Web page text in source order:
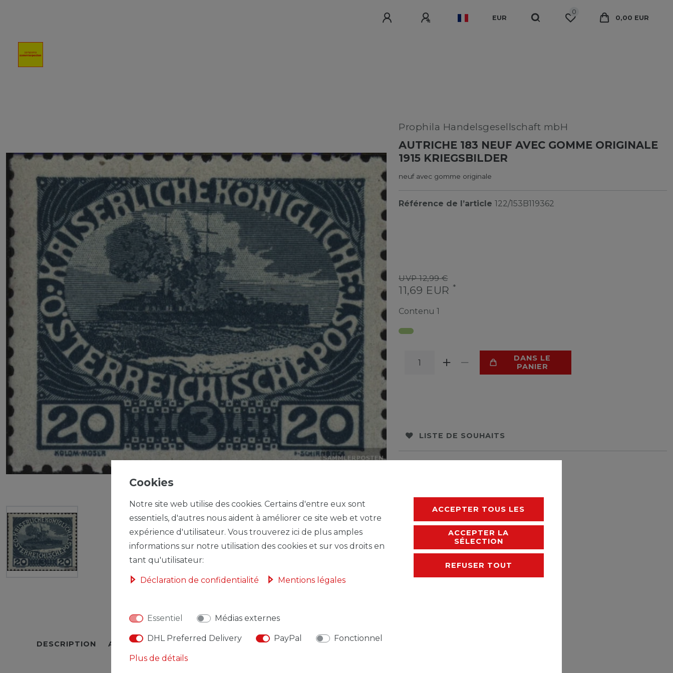
EUR
0
0,00 EUR
Prophila Handelsgesellschaft mbH
AUTRICHE 183 NEUF AVEC GOMME ORIGINALE
1915 KRIEGSBILDER
neuf avec gomme originale
Référence de l’article 122/153B119362
UVP 12,99 €
11,69 EUR *
Contenu 1
DANS LE
PANIER
LISTE DE SOUHAITS
DESCRIPTION AUTRES DÉTAILS RESPONSABLE DE L'UE FABRICANT
Cookies
Notre site web utilise des cookies. Certains d'entre eux sont
essentiels, d'autres nous aident à améliorer ce site web et votre
expérience d'utilisateur. Vous trouverez ici de plus amples
informations sur notre utilisation des cookies et sur vos droits en
tant qu'utilisateur:
Déclaration de confidentialité Mentions légales
Essentiel Médias externes
DHL Preferred Delivery PayPal Fonctionnel
Plus de détails
ACCEPTER TOUS LES
ACCEPTER LA
SÉLECTION
REFUSER TOUT